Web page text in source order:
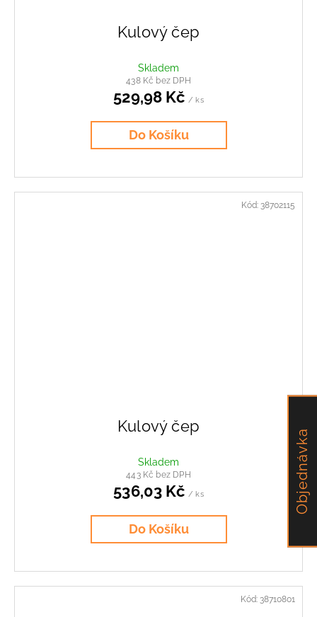
Kulový čep
Skladem
438 Kč bez DPH
529,98 Kč / ks
Do Košíku
Kulový čep
Skladem
443 Kč bez DPH
536,03 Kč / ks
Do Košíku
Kód: 38702115
Kód: 38710801
Objednávka